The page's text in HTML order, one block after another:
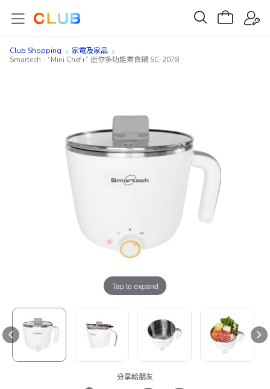
Club Shopping
家電及家品
Smartech - “Mini Chef+” 迷你多功能煮食鍋 SC-2078
Tap to expand
分享給朋友